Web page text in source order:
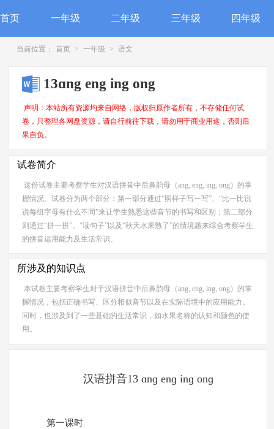
首页 一年级 二年级 三年级 四年级
当前位置： 首页 > 一年级 > 语文
13ɑng eng ing ong
声明：本站所有资源均来自网络，版权归原作者所有，不存储任何试
卷，只整理各网盘资源，请自行前往下载，请勿用于商业用途，否则后
果自负。
试卷简介
这份试卷主要考察学生对汉语拼音中后鼻韵母（ang, eng, ing, ong）的掌
握情况。试卷分为两个部分：第一部分通过“照样子写一写”、“比一比说
说每组字母有什么不同”来让学生熟悉这些音节的书写和区别；第二部分
则通过“拼一拼”、“读句子”以及“秋天水果熟了”的情境题来综合考察学生
的拼音运用能力及生活常识。
所涉及的知识点
本试卷主要考察学生对于汉语拼音中后鼻韵母（ang, eng, ing, ong）的掌
握情况，包括正确书写、区分相似音节以及在实际语境中的应用能力。
同时，也涉及到了一些基础的生活常识，如水果名称的认知和颜色的使
用。
汉语拼音13 ɑnɡ enɡ inɡ onɡ
第一课时